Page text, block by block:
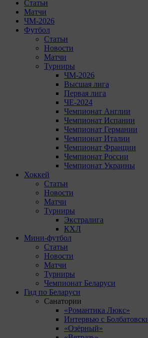
Статьи
Матчи
ЧМ-2026
Футбол
Статьи
Новости
Матчи
Турниры
ЧМ-2026
Высшая лига
Первая лига
ЧЕ-2024
Чемпионат Англии
Чемпионат Испании
Чемпионат Германии
Чемпионат Италии
Чемпионат Франции
Чемпионат России
Чемпионат Украины
Хоккей
Статьи
Новости
Матчи
Турниры
Экстралига
КХЛ
Мини-футбол
Статьи
Новости
Матчи
Турниры
Чемпионат Беларуси
Гид по Беларуси
Санатории
«Романтика Люкс»
Интервью с
«Озёрный»